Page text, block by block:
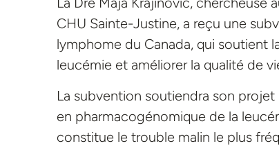
CHU Sainte-Justine, a reçu une
lymphome du Canada, qui soutient
leucémie et améliorer la qualité de
La subvention soutiendra son projet
en pharmacogénomique de la
constitue le trouble malin le plus